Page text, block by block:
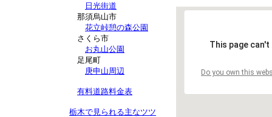
日光街道
那須烏山市
花立峠憩の森公園
さくら市
お丸山公園
足尾町
庚申山周辺
有料道路料金表
栃木で見られる主なツツ
This page
Do you own this